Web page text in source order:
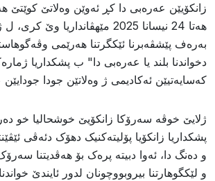
هەتا 24 نیسانا 2025 مێهڤانداریا
بەرەف پێشڤەبرنا ئێکگرتنا هەرێمی
دخواندنا بلند یا عەرەبی دا" ب پشکداریا
کەسایەتیێن ئەکادیمی ژ وەلاتێن جودا
ژلایێ خوڤە سەرۆکا زانکۆیێ خوشحالیا خو
پشکداریا زانکۆیا پۆلیتەکنیک دهۆک دئەڤی
و دەنگ دا، ئەوا دبیتە پرەک بۆ هەڤدیتنا
و لێکگوهارتنا بیروبووچونان لدور ئایندێ